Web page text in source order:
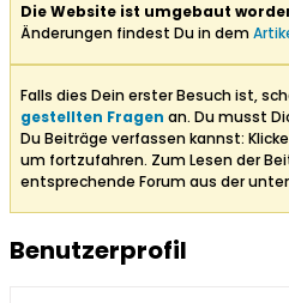
Die Website ist umgebaut
Änderungen findest Du in dem
Falls dies Dein erster Besuch ist,
gestellten Fragen an. Du musst
Du Beiträge verfassen kannst:
um fortzufahren. Zum Lesen der
entsprechende Forum aus der
Benutzerprofil